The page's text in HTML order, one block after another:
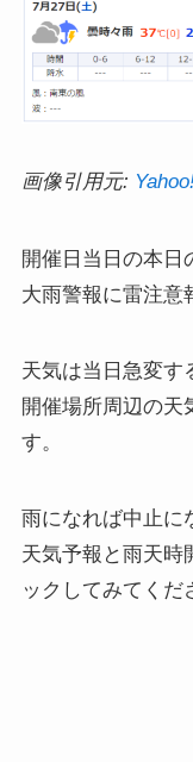
画像引用元:
開催日当日の本日
大雨警報に雷注意
天気は当日急変す
開催場所周辺の天
す。
雨になれば中止に
天気予報と雨天時
ックしてみてくだ